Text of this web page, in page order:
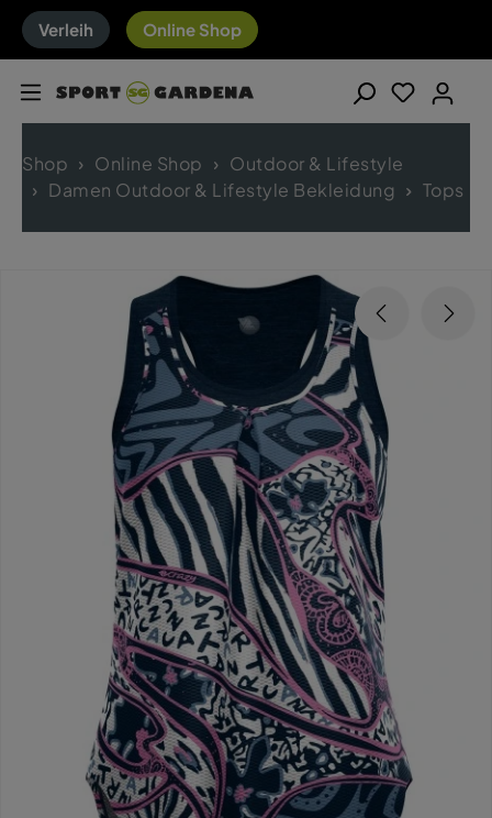
Verleih Online Shop
Shop Online Shop
Outdoor & Lifestyle
Damen Outdoor & Lifestyle Bekleidung
Tops